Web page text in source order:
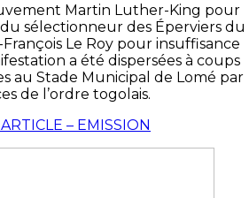
Martin Luther-King pour
sélectionneur des Éperviers du
Le Roy pour insuffisance
a été dispersées à coups
au Stade Municipal de Lomé par
de l’ordre togolais.